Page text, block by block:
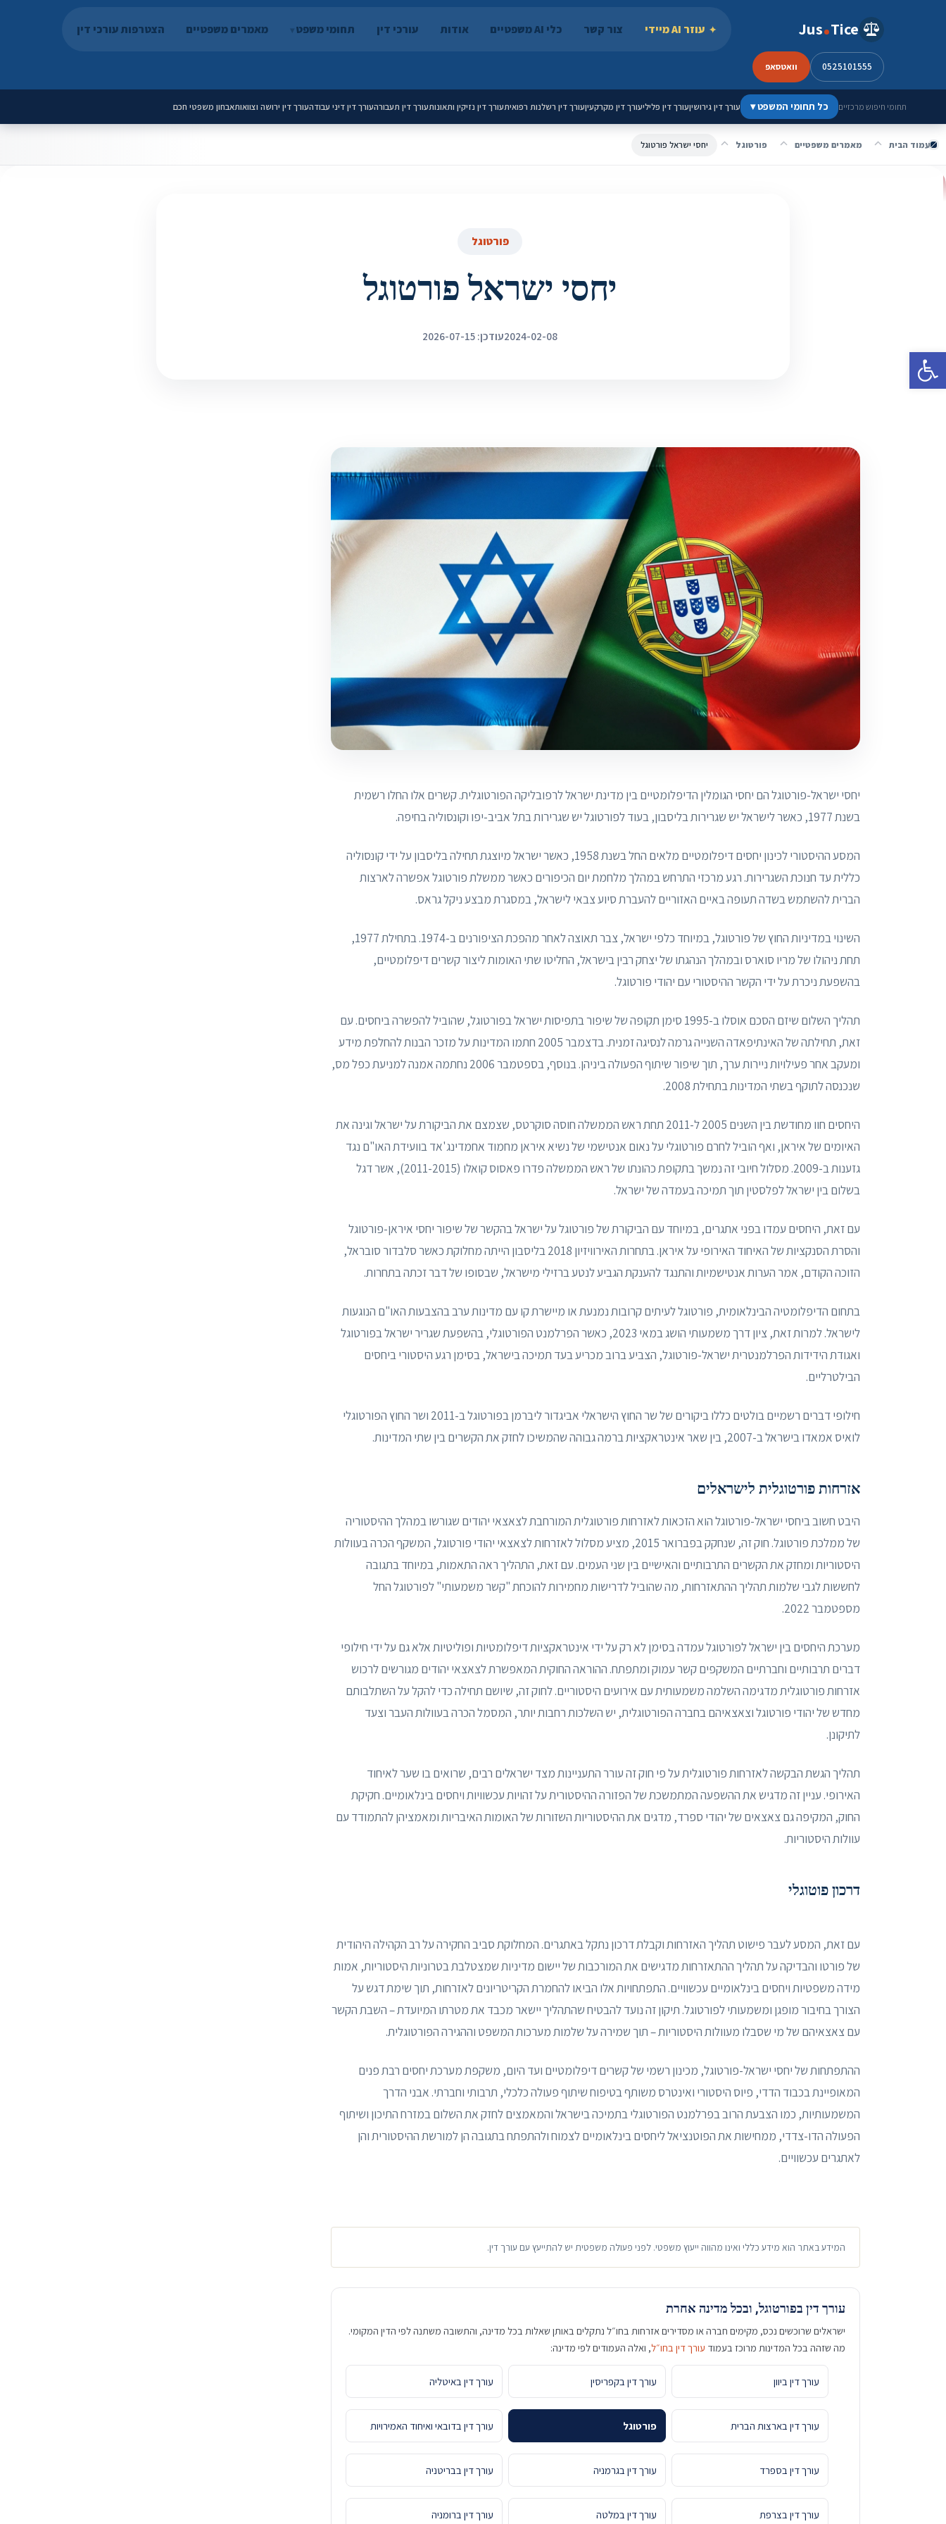
פתח סרגל נגישות
Jus Tice עוזר AI מיידי צור קשר כלי AI משפטיים אודות עורכי דין תחומי משפט מאמרים משפטיים הצטרפות עורכי דין
0525101555 וואטסאפ
תחומי חיפוש מרכזיים כל תחומי המשפט▾ עורך דין גירושיןעורך דין פליליעורך דין מקרקעיןעורך דין רשלנות רפואיתעורך דין נזיקין ותאונותעורך דין תעבורהעורך דין דיני עבודהעורך דין ירושה וצוואותאבחון משפטי חכם
עמוד הבית מאמרים משפטיים פורטוגל יחסי ישראל פורטוגל
פורטוגל
יחסי ישראל פורטוגל
2024-02-08עודכן: 2026-07-15
יחסי ישראל-פורטוגל הם יחסי הגומלין הדיפלומטיים בין מדינת ישראל לרפובליקה הפורטוגלית. קשרים אלו החלו רשמית
בשנת 1977, כאשר לישראל יש שגרירות בליסבון, בעוד לפורטוגל יש שגרירות בתל אביב-יפו וקונסוליה בחיפה.
המסע ההיסטורי לכינון יחסים דיפלומטיים מלאים החל בשנת 1958, כאשר ישראל מיוצגת תחילה בליסבון על ידי קונסוליה
כללית עד חנוכת השגרירות. רגע מרכזי התרחש במהלך מלחמת יום הכיפורים כאשר ממשלת פורטוגל אפשרה לארצות
הברית להשתמש בשדה תעופה באיים האזוריים להעברת סיוע צבאי לישראל, במסגרת מבצע ניקל גראס.
השינוי במדיניות החוץ של פורטוגל, במיוחד כלפי ישראל, צבר תאוצה לאחר מהפכת הציפורנים ב-1974. בתחילת 1977,
תחת ניהולו של מריו סוארס ובמהלך הנהגתו של יצחק רבין בישראל, החליטו שתי האומות ליצור קשרים דיפלומטיים,
בהשפעת ניכרת על ידי הקשר ההיסטורי עם יהודי פורטוגל.
תהליך השלום שיזם הסכם אוסלו ב-1995 סימן תקופה של שיפור בתפיסות ישראל בפורטוגל, שהוביל להפשרה ביחסים. עם
זאת, תחילתה של האינתיפאדה השנייה גרמה לנסיגה זמנית. בדצמבר 2005 חתמו המדינות על מזכר הבנות להחלפת מידע
ומעקב אחר פעילויות ניירות ערך, תוך שיפור שיתוף הפעולה ביניהן. בנוסף, בספטמבר 2006 נחתמה אמנה למניעת כפל מס,
שנכנסה לתוקף בשתי המדינות בתחילת 2008.
היחסים חוו מחודשת בין השנים 2005 ל-2011 תחת ראש הממשלה חוסה סוקרטס, שצמצם את הביקורת על ישראל וגינה את
האיומים של איראן, ואף הוביל לחרם פורטוגלי על נאום אנטישמי של נשיא איראן מחמוד אחמדינג'אד בוועידת האו"ם נגד
גזענות ב-2009. מסלול חיובי זה נמשך בתקופת כהונתו של ראש הממשלה פדרו פאסוס קואלו (2011-2015), אשר דגל
בשלום בין ישראל לפלסטין תוך תמיכה בעמדה של ישראל.
עם זאת, היחסים עמדו בפני אתגרים, במיוחד עם הביקורת של פורטוגל על ​​ישראל בהקשר של שיפור יחסי איראן-פורטוגל
והסרת הסנקציות של האיחוד האירופי על איראן. בתחרות האירוויזיון 2018 בליסבון הייתה מחלוקת כאשר סלבדור סובראל,
הזוכה הקודם, אמר הערות אנטישמיות והתנגד להענקת הגביע לנטע ברזילי מישראל, שבסופו של דבר זכתה בתחרות.
בתחום הדיפלומטיה הבינלאומית, פורטוגל לעיתים קרובות נמנעת או מיישרת קו עם מדינות ערב בהצבעות האו"ם הנוגעות
לישראל. למרות זאת, ציון דרך משמעותי הושג במאי 2023, כאשר הפרלמנט הפורטוגלי, בהשפעת שגריר ישראל בפורטוגל
ואגודת הידידות הפרלמנטרית ישראל-פורטוגל, הצביע ברוב מכריע בעד תמיכה בישראל, בסימן רגע היסטורי ביחסים
הבילטרליים.
חילופי דברים רשמיים בולטים כללו ביקורים של שר החוץ הישראלי אביגדור ליברמן בפורטוגל ב-2011 ושר החוץ הפורטוגלי
לואיס אמאדו בישראל ב-2007, בין שאר אינטראקציות ברמה גבוהה שהמשיכו לחזק את הקשרים בין שתי המדינות.
אזרחות פורטוגלית לישראלים
היבט חשוב ביחסי ישראל-פורטוגל הוא הזכאות לאזרחות פורטוגלית המורחבת לצאצאי יהודים שגורשו במהלך ההיסטוריה
של ממלכת פורטוגל. חוק זה, שנחקק בפברואר 2015, מציע מסלול לאזרחות לצאצאי יהודי פורטוגל, המשקף הכרה בעוולות
היסטוריות ומחזק את הקשרים התרבותיים והאישיים בין שני העמים. עם זאת, התהליך ראה התאמות, במיוחד בתגובה
לחששות לגבי שלמות תהליך ההתאזרחות, מה שהוביל לדרישות מחמירות להוכחת "קשר משמעותי" לפורטוגל החל
מספטמבר 2022.
מערכת היחסים בין ישראל לפורטוגל עמדה בסימן לא רק על ידי אינטראקציות דיפלומטיות ופוליטיות אלא גם על ידי חילופי
דברים תרבותיים וחברתיים המשקפים קשר עמוק ומתפתח. ההוראה החוקית המאפשרת לצאצאי יהודים מגורשים לרכוש
אזרחות פורטוגלית מדגימה השלמה משמעותית עם אירועים היסטוריים. לחוק זה, שיושם תחילה כדי להקל על השתלבותם
מחדש של יהודי פורטוגל וצאצאיהם בחברה הפורטוגלית, יש השלכות רחבות יותר, המסמל הכרה בעוולות העבר וצעד
לתיקונן.
תהליך הגשת הבקשה לאזרחות פורטוגלית על פי חוק זה עורר התעניינות מצד ישראלים רבים, שרואים בו שער לאיחוד
האירופי. עניין זה מדגיש את ההשפעה המתמשכת של הפזורה ההיסטורית על זהויות עכשוויות ויחסים בינלאומיים. חקיקת
החוק, המקיפה גם צאצאים של יהודי ספרד, מדגים את ההיסטוריות השזורות של האומות האיבריות ומאמציהן להתמודד עם
עוולות היסטוריות.
דרכון פוטוגלי
עם זאת, המסע לעבר פישוט תהליך האזרחות וקבלת דרכון נתקל באתגרים. המחלוקת סביב החקירה על רב הקהילה היהודית
של פורטו והבדיקה על תהליך ההתאזרחות מדגישים את המורכבות של יישום מדיניות שמצטלבת בטרוניות היסטוריות, אמות
מידה משפטיות ויחסים בינלאומיים עכשוויים. התפתחויות אלו הביאו להחמרת הקריטריונים לאזרחות, תוך שימת דגש על
הצורך בחיבור מופגן ומשמעותי לפורטוגל. תיקון זה נועד להבטיח שהתהליך יישאר מכבד את מטרתו המיועדת – השבת הקשר
עם צאצאיהם של מי שסבלו מעוולות היסטוריות – תוך שמירה על שלמות מערכות המשפט וההגירה הפורטוגלית.
ההתפתחות של יחסי ישראל-פורטוגל, מכינון רשמי של קשרים דיפלומטיים ועד היום, משקפת מערכת יחסים רבת פנים
המאופיינת בכבוד הדדי, פיוס היסטורי ואינטרס משותף בטיפוח שיתוף פעולה כלכלי, תרבותי וחברתי. אבני הדרך
המשמעותיות, כמו הצבעת הרוב בפרלמנט הפורטוגלי בתמיכה בישראל והמאמצים לחזק את השלום במזרח התיכון ושיתוף
הפעולה הדו-צדדי, ממחישות את הפוטנציאל ליחסים בינלאומיים לצמוח ולהתפתח בתגובה הן למורשת ההיסטורית והן
לאתגרים עכשוויים.
המידע באתר הוא מידע כללי ואינו מהווה ייעוץ משפטי. לפני פעולה משפטית יש להתייעץ עם עורך דין.
עורך דין בפורטוגל, ובכל מדינה אחרת
ישראלים שרוכשים נכס, מקימים חברה או מסדירים אזרחות בחו״ל נתקלים באותן שאלות בכל מדינה, והתשובה משתנה לפי הדין המקומי.
מה שזהה בכל המדינות מרוכז בעמוד עורך דין בחו״ל, ואלה העמודים לפי מדינה:
עורך דין ביוון עורך דין בקפריסין עורך דין באיטליה
עורך דין בארצות הברית פורטוגל עורך דין בדובאי ואיחוד האמירויות
עורך דין בספרד עורך דין בגרמניה עורך דין בבריטניה
עורך דין בצרפת עורך דין במלטה עורך דין ברומניה